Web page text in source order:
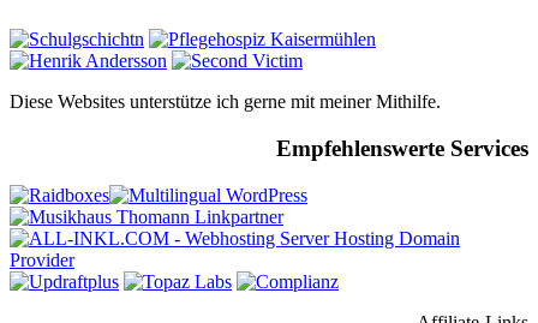
Diese Websites unterstütze ich gerne mit meiner Mithilfe.
Empfehlenswerte Services